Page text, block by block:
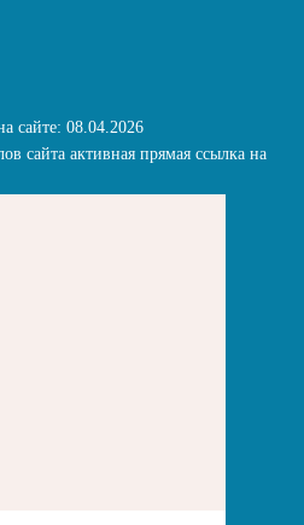
сайте: 08.04.2026
сайта активная прямая ссылка на